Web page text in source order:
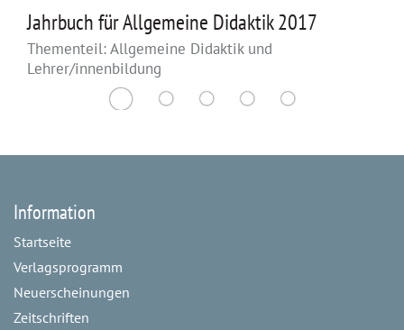
Jahrbuch für Allgemeine Didaktik 2017
Thementeil: Allgemeine Didaktik und
Lehrer/innenbildung
Information
Startseite
Verlagsprogramm
Neuerscheinungen
Zeitschriften